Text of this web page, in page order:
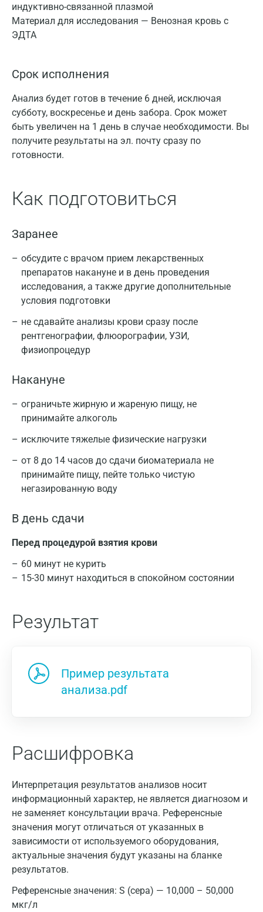
индуктивно-связанной плазмой
Материал для исследования — Венозная кровь с
ЭДТА
Срок исполнения
Анализ будет готов в течение 6 дней, исключая
субботу, воскресенье и день забора. Срок может
быть увеличен на 1 день в случае необходимости. Вы
получите результаты на эл. почту сразу по
готовности.
Как подготовиться
Заранее
обсудите с врачом прием лекарственных
препаратов накануне и в день проведения
исследования, а также другие дополнительные
условия подготовки
не сдавайте анализы крови сразу после
рентгенографии, флюорографии, УЗИ,
физиопроцедур
Накануне
ограничьте жирную и жареную пищу, не
принимайте алкоголь
исключите тяжелые физические нагрузки
от 8 до 14 часов до сдачи биоматериала не
принимайте пищу, пейте только чистую
негазированную воду
В день сдачи
Перед процедурой взятия крови
60 минут не курить
15-30 минут находиться в спокойном состоянии
Результат
Пример результата
анализа.pdf
Расшифровка
Интерпретация результатов анализов носит
информационный характер, не является диагнозом и
не заменяет консультации врача. Референсные
значения могут отличаться от указанных в
зависимости от используемого оборудования,
актуальные значения будут указаны на бланке
результатов.
Референсные значения: S (сера) — 10,000 – 50,000
мкг/л
Санкт-Петербург
Казань
Армавир
Балашиха
Барнаул
Брянск
Великий Новгород